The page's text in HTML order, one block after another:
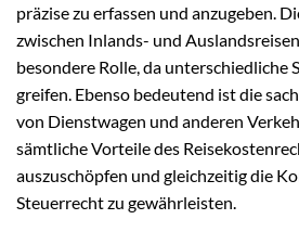
präzise zu erfassen und anzugeben.
zwischen Inlands- und
besondere Rolle, da unterschiedliche
greifen. Ebenso bedeutend ist die
von Dienstwagen und anderen
sämtliche Vorteile des
auszuschöpfen und gleichzeitig die
Steuerrecht zu gewährleisten.